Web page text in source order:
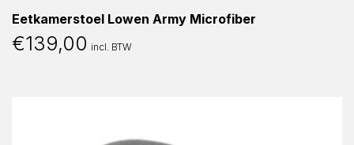
Eetkamerstoel Lowen Army Microfiber
€139,00 incl. BTW